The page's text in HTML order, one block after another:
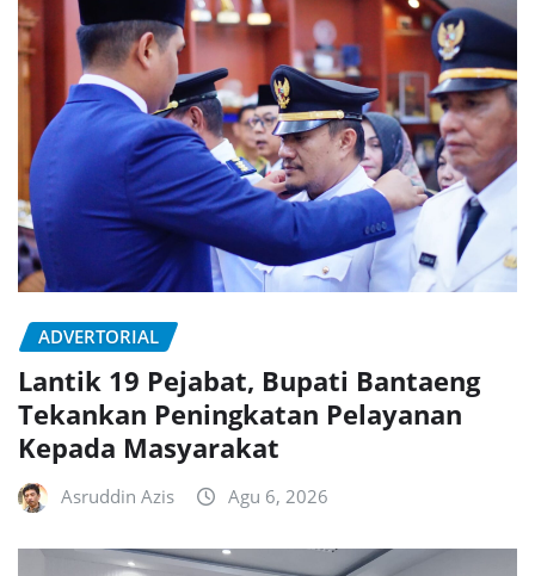
ADVERTORIAL
Lantik 19 Pejabat, Bupati Bantaeng
Tekankan Peningkatan Pelayanan
Kepada Masyarakat
Asruddin Azis Agu 6, 2026